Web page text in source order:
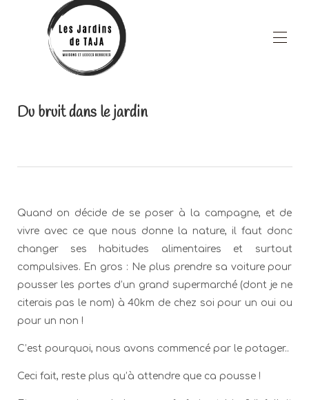
Propiedades
A proposito
Contáctenos
Ofertas especiales
Nombre de página personalizado
Du bruit dans le jardin
Quand on décide de se poser à la campagne, et de
vivre avec ce que nous donne la nature, il faut donc
changer ses habitudes alimentaires et surtout
compulsives. En gros : Ne plus prendre sa voiture pour
pousser les portes d’un grand supermarché (dont je ne
citerais pas le nom) à 40km de chez soi pour un oui ou
pour un non !
C’est pourquoi, nous avons commencé par le potager..
Ceci fait, reste plus qu’à attendre que ca pousse !